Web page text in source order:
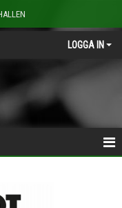
LOGGA IN